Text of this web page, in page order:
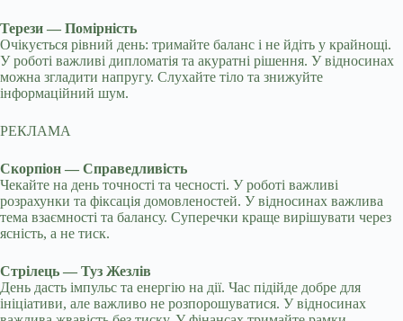
Терези — Помірність
Очікується рівний день: тримайте баланс і не йдіть у крайнощі.
У роботі важливі дипломатія та акуратні рішення. У відносинах
можна згладити напругу. Слухайте тіло та знижуйте
інформаційний шум.
РЕКЛАМА
Скорпіон — Справедливість
Чекайте на день точності та чесності. У роботі важливі
розрахунки та фіксація домовленостей. У відносинах важлива
тема взаємності та балансу. Суперечки краще вирішувати через
ясність, а не тиск.
Стрілець — Туз Жезлів
День дасть імпульс та енергію на дії. Час підійде добре для
ініціативи, але важливо не розпорошуватися. У відносинах